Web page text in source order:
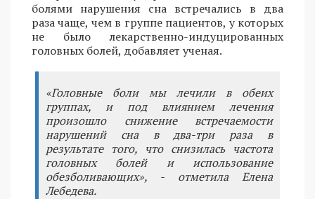
болями нарушения сна встречались в два
раза чаще, чем в группе пациентов, у которых
не было лекарственно-индуцированных
головных болей, добавляет ученая.
«Головные боли мы лечили в обеих
группах, и под влиянием лечения
произошло снижение встречаемости
нарушений сна в два-три раза в
результате того, что снизилась частота
головных болей и использование
обезболивающих», - отметила Елена
Лебедева.